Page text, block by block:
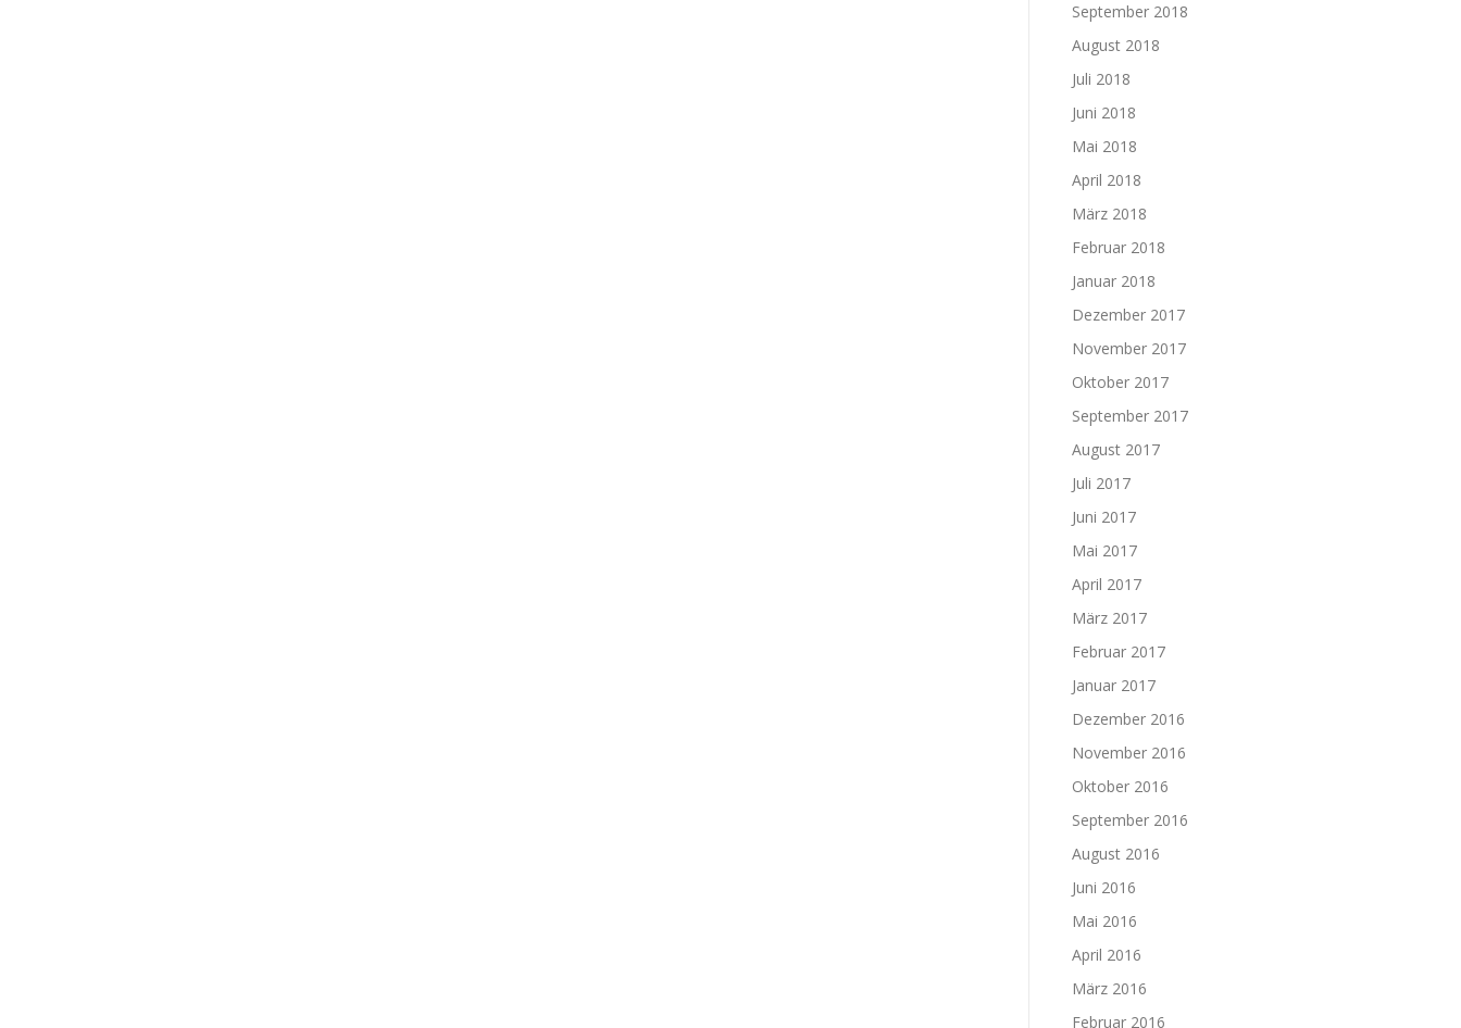
September 2018
August 2018
Juli 2018
Juni 2018
Mai 2018
April 2018
März 2018
Februar 2018
Januar 2018
Dezember 2017
November 2017
Oktober 2017
September 2017
August 2017
Juli 2017
Juni 2017
Mai 2017
April 2017
März 2017
Februar 2017
Januar 2017
Dezember 2016
November 2016
Oktober 2016
September 2016
August 2016
Juni 2016
Mai 2016
April 2016
März 2016
Februar 2016